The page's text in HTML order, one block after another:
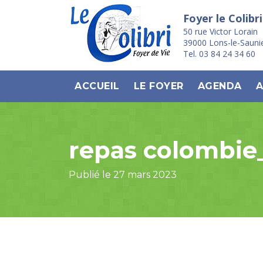
Foyer le Colibri
50 rue Victor Lorain
39000 Lons-le-
Tel. 03 84 24 34 60
ACCUEIL LE FOYER AGENDA
repas
Publié le 27 mars 2023